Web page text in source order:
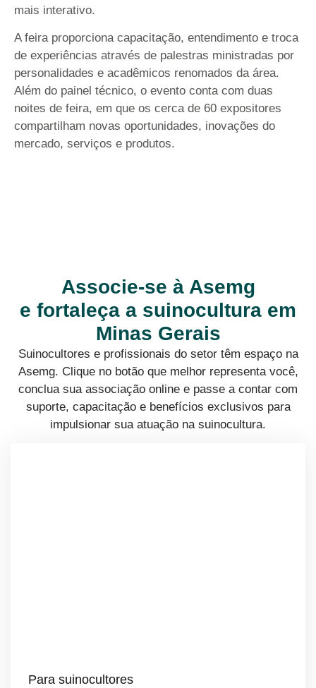
mais interativo.
A feira proporciona capacitação, entendimento e troca
de experiências através de palestras ministradas por
personalidades e acadêmicos renomados da área.
Além do painel técnico, o evento conta com duas
noites de feira, em que os cerca de 60 expositores
compartilham novas oportunidades, inovações do
mercado, serviços e produtos.
Associe-se à Asemg
e fortaleça a suinocultura em
Minas Gerais
Suinocultores e profissionais do setor têm espaço na
Asemg. Clique no botão que melhor representa você,
conclua sua associação online e passe a contar com
suporte, capacitação e benefícios exclusivos para
impulsionar sua atuação na suinocultura.
Para suinocultores